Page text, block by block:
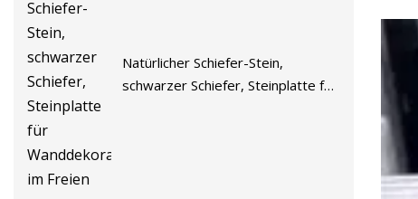
Natürlicher Schiefer-Stein,
schwarzer Schiefer, Steinplatte für